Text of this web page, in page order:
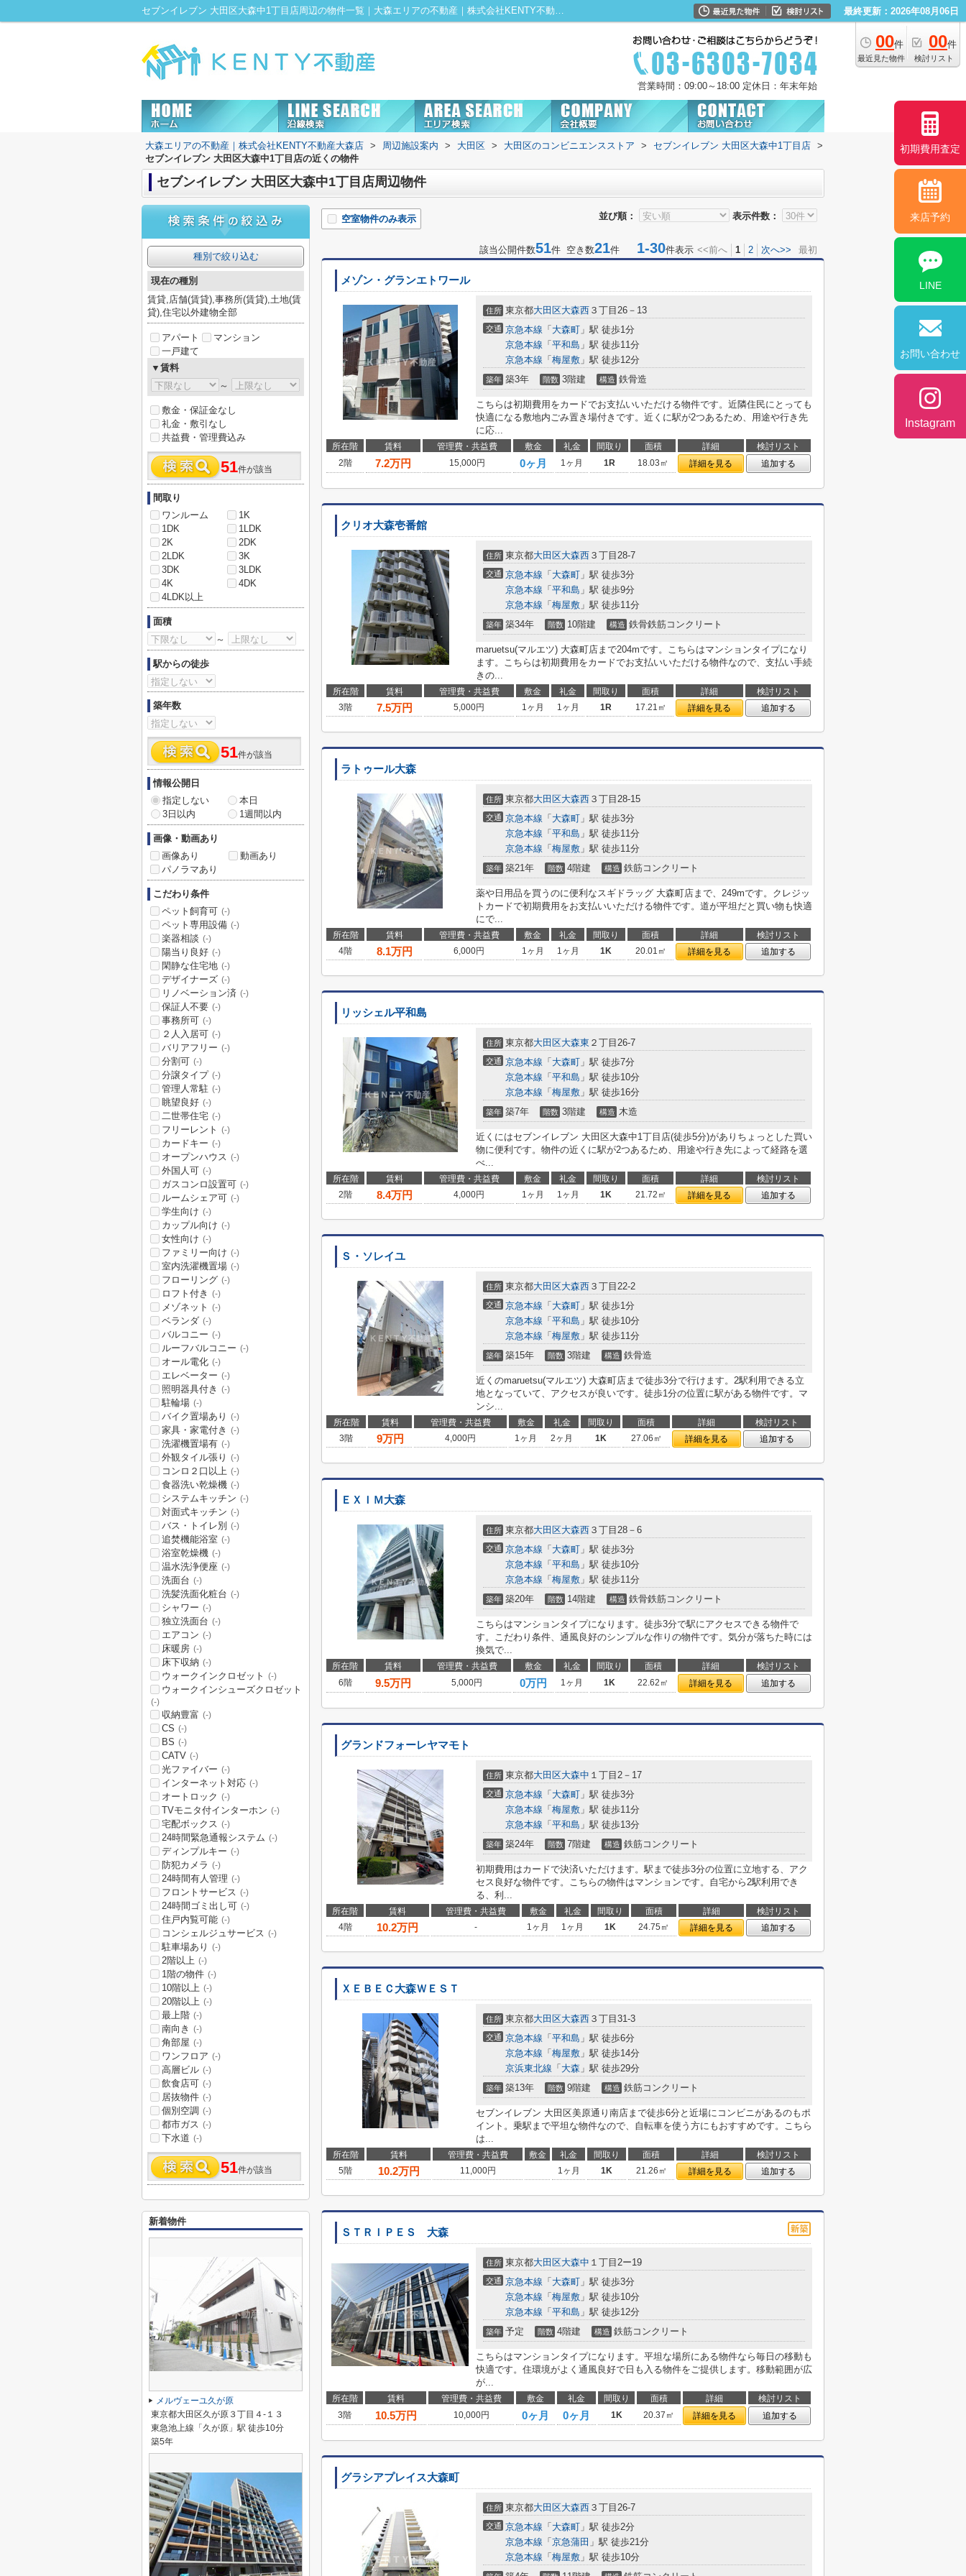
セブンイレブン 大田区大森中1丁目店周辺の物件一覧｜大森エリアの不動産｜株式会社KENTY不動産大森店にお任せ！ 最終更新：2026年08月06日
00件
最近見た物件
00件
検討リスト
営業時間：09:00～18:00 定休日：年末年始
大森エリアの不動産｜株式会社KENTY不動産大森店 > 周辺施設案内 > 大田区 > 大田区のコンビニエンスストア > セブンイレブン 大田区大森中1丁目店 >
セブンイレブン 大田区大森中1丁目店の近くの物件
セブンイレブン 大田区大森中1丁目店周辺物件
並び順： 表示件数：
空室物件のみ表示
該当公開件数51件 空き数21件 1-30件表示 <<前へ 1 2 次へ>> 最初
メゾン・グランエトワール
住所 東京都大田区大森西 ３丁目26－13
交通 京急本線 「 大森町 」駅 徒歩1分
京急本線 「 平和島 」駅 徒歩11分
京急本線 「 梅屋敷 」駅 徒歩12分
築年 築3年 階数 3階建 構造 鉄骨造
こちらは初期費用をカードでお支払いいただける物件です。近隣住民にとっても
快適になる敷地内ごみ置き場付きです。近くに駅が2つあるため、用途や行き先
に応...
所在階 賃料 管理費・共益費 敷金 礼金 間取り 面積 詳細
検討リスト
2階
7.2万円 15,000円 0ヶ月 1ヶ月 1R 18.03㎡ 詳細を見る 追加する
クリオ大森壱番館
住所 東京都大田区大森西 ３丁目28-7
交通 京急本線 「 大森町 」駅 徒歩3分
京急本線 「 平和島 」駅 徒歩9分
京急本線 「 梅屋敷 」駅 徒歩11分
築年 築34年 階数 10階建 構造 鉄骨鉄筋コンクリート
maruetsu(マルエツ) 大森町店まで204mです。こちらはマンションタイプになり
ます。こちらは初期費用をカードでお支払いいただける物件なので、支払い手続
きの...
所在階 賃料 管理費・共益費 敷金 礼金 間取り 面積 詳細
検討リスト
3階
7.5万円 5,000円 1ヶ月 1ヶ月 1R 17.21㎡ 詳細を見る 追加する
ラトゥール大森
住所 東京都大田区大森西 ３丁目28-15
交通 京急本線 「 大森町 」駅 徒歩3分
京急本線 「 平和島 」駅 徒歩11分
京急本線 「 梅屋敷 」駅 徒歩11分
築年 築21年 階数 4階建 構造 鉄筋コンクリート
薬や日用品を買うのに便利なスギドラッグ 大森町店まで、249mです。クレジッ
トカードで初期費用をお支払いいただける物件です。道が平坦だと買い物も快適
にで...
所在階 賃料 管理費・共益費 敷金 礼金 間取り 面積 詳細
検討リスト
4階
8.1万円 6,000円 1ヶ月 1ヶ月 1K 20.01㎡ 詳細を見る 追加する
リッシェル平和島
住所 東京都大田区大森東 ２丁目26-7
交通 京急本線 「 大森町 」駅 徒歩7分
京急本線 「 平和島 」駅 徒歩10分
京急本線 「 梅屋敷 」駅 徒歩16分
築年 築7年 階数 3階建 構造 木造
近くにはセブンイレブン 大田区大森中1丁目店(徒歩5分)がありちょっとした買い
物に便利です。物件の近くに駅が2つあるため、用途や行き先によって経路を選
べ...
所在階 賃料 管理費・共益費 敷金 礼金 間取り 面積 詳細
検討リスト
2階
8.4万円 4,000円 1ヶ月 1ヶ月 1K 21.72㎡ 詳細を見る 追加する
Ｓ・ソレイユ
住所 東京都大田区大森西 ３丁目22-2
交通 京急本線 「 大森町 」駅 徒歩1分
京急本線 「 平和島 」駅 徒歩10分
京急本線 「 梅屋敷 」駅 徒歩11分
築年 築15年 階数 3階建 構造 鉄骨造
近くのmaruetsu(マルエツ) 大森町店まで徒歩3分で行けます。2駅利用できる立
地となっていて、アクセスが良いです。徒歩1分の位置に駅がある物件です。マ
ンシ...
所在階 賃料 管理費・共益費 敷金 礼金 間取り 面積 詳細
検討リスト
3階
9万円 4,000円 1ヶ月 2ヶ月 1K 27.06㎡ 詳細を見る 追加する
ＥＸＩＭ大森
住所 東京都大田区大森西 ３丁目28－6
交通 京急本線 「 大森町 」駅 徒歩3分
京急本線 「 平和島 」駅 徒歩10分
京急本線 「 梅屋敷 」駅 徒歩11分
築年 築20年 階数 14階建 構造 鉄骨鉄筋コンクリート
こちらはマンションタイプになります。徒歩3分で駅にアクセスできる物件で
す。こだわり条件、通風良好のシンプルな作りの物件です。気分が落ちた時には
換気で...
所在階 賃料 管理費・共益費 敷金 礼金 間取り 面積 詳細
検討リスト
6階
9.5万円 5,000円 0万円 1ヶ月 1K 22.62㎡ 詳細を見る 追加する
グランドフォーレヤマモト
住所 東京都大田区大森中 １丁目2－17
交通 京急本線 「 大森町 」駅 徒歩3分
京急本線 「 梅屋敷 」駅 徒歩11分
京急本線 「 平和島 」駅 徒歩13分
築年 築24年 階数 7階建 構造 鉄筋コンクリート
初期費用はカードで決済いただけます。駅まで徒歩3分の位置に立地する、アク
セス良好な物件です。こちらの物件はマンションです。自宅から2駅利用でき
る、利...
所在階 賃料 管理費・共益費 敷金 礼金 間取り 面積 詳細
検討リスト
4階
10.2万円 - 1ヶ月 1ヶ月 1K 24.75㎡ 詳細を見る 追加する
ＸＥＢＥＣ大森ＷＥＳＴ
住所 東京都大田区大森西 ３丁目31-3
交通 京急本線 「 平和島 」駅 徒歩6分
京急本線 「 梅屋敷 」駅 徒歩14分
京浜東北線 「 大森 」駅 徒歩29分
築年 築13年 階数 9階建 構造 鉄筋コンクリート
セブンイレブン 大田区美原通り南店まで徒歩6分と近場にコンビニがあるのもポ
イント。乗駅まで平坦な物件なので、自転車を使う方にもおすすめです。こちら
は...
所在階 賃料 管理費・共益費 敷金 礼金 間取り 面積 詳細
検討リスト
5階
10.2万円 11,000円 1ヶ月 1K 21.26㎡ 詳細を見る 追加する
ＳＴＲＩＰＥＳ 大森
住所 東京都大田区大森中 １丁目2ー19
交通 京急本線 「 大森町 」駅 徒歩3分
京急本線 「 梅屋敷 」駅 徒歩10分
京急本線 「 平和島 」駅 徒歩12分
築年 予定 階数 4階建 構造 鉄筋コンクリート
こちらはマンションタイプになります。平坦な場所にある物件なら毎日の移動も
快適です。住環境がよく通風良好で日も入る物件をご提供します。移動範囲が広
が...
所在階 賃料 管理費・共益費 敷金 礼金 間取り 面積 詳細
検討リスト
3階
10.5万円 10,000円 0ヶ月 0ヶ月 1K 20.37㎡ 詳細を見る 追加する
グラシアプレイス大森町
住所 東京都大田区大森西 ３丁目26-7
交通 京急本線 「 大森町 」駅 徒歩2分
京急本線 「 京急蒲田 」駅 徒歩21分
京急本線 「 梅屋敷 」駅 徒歩10分
種別で絞り込む
現在の種別
賃貸,店舗(賃貸),事務所(賃貸),土地(賃
貸),住宅以外建物全部
アパート
マンション
一戸建て
▼賃料
～
敷金・保証金なし
礼金・敷引なし
共益費・管理費込み
51件が該当
間取り
ワンルーム
1K
1DK
1LDK
2K
2DK
2LDK
3K
3DK
3LDK
4K
4DK
4LDK以上
面積
～
駅からの徒歩
築年数
51件が該当
情報公開日
指定しない
本日
3日以内
1週間以内
画像・動画あり
画像あり
動画あり
パノラマあり
こだわり条件
ペット飼育可 (-)
ペット専用設備 (-)
楽器相談 (-)
陽当り良好 (-)
閑静な住宅地 (-)
デザイナーズ (-)
リノベーション済 (-)
保証人不要 (-)
事務所可 (-)
２人入居可 (-)
バリアフリー (-)
分割可 (-)
分譲タイプ (-)
管理人常駐 (-)
眺望良好 (-)
二世帯住宅 (-)
フリーレント (-)
カードキー (-)
オープンハウス (-)
外国人可 (-)
ガスコンロ設置可 (-)
ルームシェア可 (-)
学生向け (-)
カップル向け (-)
女性向け (-)
ファミリー向け (-)
室内洗濯機置場 (-)
フローリング (-)
ロフト付き (-)
メゾネット (-)
ベランダ (-)
バルコニー (-)
ルーフバルコニー (-)
オール電化 (-)
エレベーター (-)
照明器具付き (-)
駐輪場 (-)
バイク置場あり (-)
家具・家電付き (-)
洗濯機置場有 (-)
外観タイル張り (-)
コンロ２口以上 (-)
食器洗い乾燥機 (-)
システムキッチン (-)
対面式キッチン (-)
バス・トイレ別 (-)
追焚機能浴室 (-)
浴室乾燥機 (-)
温水洗浄便座 (-)
洗面台 (-)
洗髪洗面化粧台 (-)
シャワー (-)
独立洗面台 (-)
エアコン (-)
床暖房 (-)
床下収納 (-)
ウォークインクロゼット (-)
ウォークインシューズクロゼット
(-)
収納豊富 (-)
CS (-)
BS (-)
CATV (-)
光ファイバー (-)
インターネット対応 (-)
オートロック (-)
TVモニタ付インターホン (-)
宅配ボックス (-)
24時間緊急通報システム (-)
ディンプルキー (-)
防犯カメラ (-)
24時間有人管理 (-)
フロントサービス (-)
24時間ゴミ出し可 (-)
住戸内覧可能 (-)
コンシェルジュサービス (-)
駐車場あり (-)
2階以上 (-)
1階の物件 (-)
10階以上 (-)
20階以上 (-)
最上階 (-)
南向き (-)
角部屋 (-)
ワンフロア (-)
高層ビル (-)
飲食店可 (-)
居抜物件 (-)
個別空調 (-)
都市ガス (-)
下水道 (-)
51件が該当
新着物件
メルヴェーユ久が原
東京都大田区久が原３丁目４-１３
東急池上線「久が原」駅 徒歩10分
築5年
初期費用査定
来店予約
LINE
お問い合わせ
Instagram